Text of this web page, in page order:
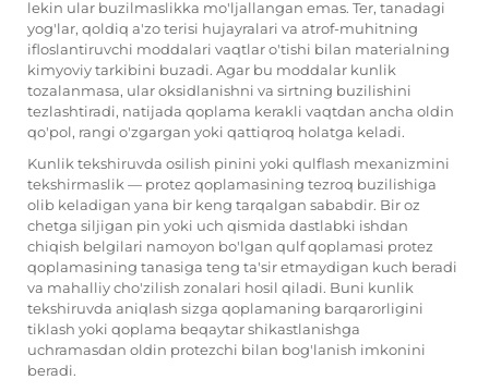
lekin ular buzilmaslikka mo'ljallangan emas. Ter, tanadagi
yog'lar, qoldiq a'zo terisi hujayralari va atrof-muhitning
ifloslantiruvchi moddalari vaqtlar o'tishi bilan materialning
kimyoviy tarkibini buzadi. Agar bu moddalar kunlik
tozalanmasa, ular oksidlanishni va sirtning buzilishini
tezlashtiradi, natijada qoplama kerakli vaqtdan ancha oldin
qo'pol, rangi o'zgargan yoki qattiqroq holatga keladi.
Kunlik tekshiruvda osilish pinini yoki qulflash mexanizmini
tekshirmaslik — protez qoplamasining tezroq buzilishiga
olib keladigan yana bir keng tarqalgan sababdir. Bir oz
chetga siljigan pin yoki uch qismida dastlabki ishdan
chiqish belgilari namoyon bo'lgan qulf qoplamasi protez
qoplamasining tanasiga teng ta'sir etmaydigan kuch beradi
va mahalliy cho'zilish zonalari hosil qiladi. Buni kunlik
tekshiruvda aniqlash sizga qoplamaning barqarorligini
tiklash yoki qoplama beqaytar shikastlanishga
uchramasdan oldin protezchi bilan bog'lanish imkonini
beradi.